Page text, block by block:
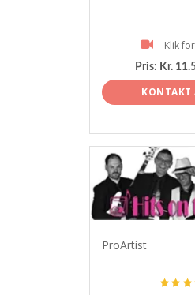
Klik
Pris: Kr.
KONTAKT
ProArtist